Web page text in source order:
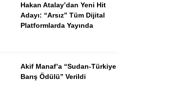
Hakan Atalay’dan Yeni Hit
Adayı: “Arsız” Tüm Dijital
Platformlarda Yayında
Akif Manaf’a “Sudan-Türkiye
Barış Ödülü” Verildi